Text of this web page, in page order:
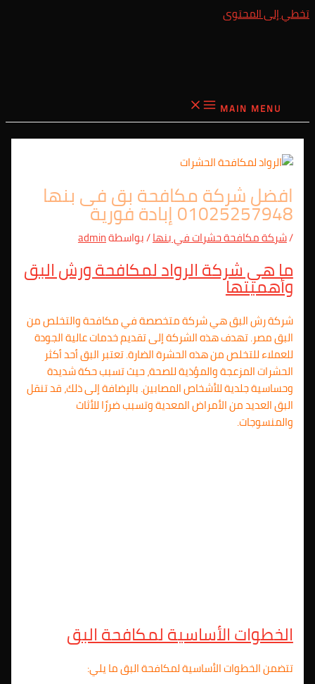
تخطي إلى المحتوى
MAIN MENU
افضل شركة مكافحة بق فى بنها
01025257948 إبادة فورية
/شركة مكافحة حشرات في بنها/ بواسطةadmin
ما هي شركة الرواد لمكافحة ورش البق
وأهميتها
شركة رش البق هي شركة متخصصة في مكافحة والتخلص من
البق مصر. تهدف هذه الشركة إلى تقديم خدمات عالية الجودة
للعملاء للتخلص من هذه الحشرة الضارة. تعتبر البق أحد أكثر
الحشرات المزعجة والمؤذية للصحة، حيث تسبب حكة شديدة
وحساسية جلدية للأشخاص المصابين. بالإضافة إلى ذلك، قد تنقل
البق العديد من الأمراض المعدية وتسبب ضررًا للأثاث
والمنسوجات.
الخطوات الأساسية لمكافحة البق
تتضمن الخطوات الأساسية لمكافحة البق ما يلي: